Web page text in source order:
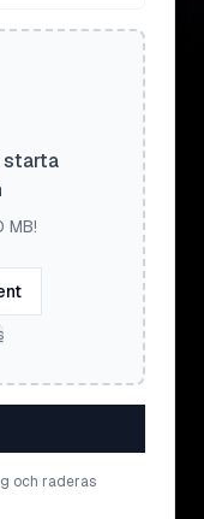
starta
MB!
och raderas